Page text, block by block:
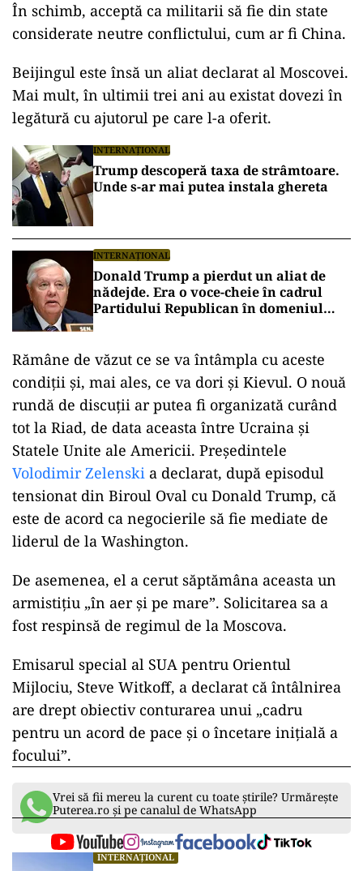
În schimb, acceptă ca militarii să fie din state
considerate neutre conflictului, cum ar fi China.
Beijingul este însă un aliat declarat al Moscovei.
Mai mult, în ultimii trei ani au existat dovezi în
legătură cu ajutorul pe care l-a oferit.
INTERNAȚIONAL
Trump descoperă taxa de strâmtoare.
Unde s-ar mai putea instala ghereta
INTERNAȚIONAL
Donald Trump a pierdut un aliat de
nădejde. Era o voce-cheie în cadrul
Partidului Republican în domeniul
Rămâne de văzut ce se va întâmpla cu aceste
condiții și, mai ales, ce va dori și Kievul. O nouă
rundă de discuții ar putea fi organizată curând
tot la Riad, de data aceasta între Ucraina și
Statele Unite ale Americii. Președintele
Volodimir Zelenski a declarat, după episodul
tensionat din Biroul Oval cu Donald Trump, că
este de acord ca negocierile să fie mediate de
liderul de la Washington.
De asemenea, el a cerut săptămâna aceasta un
armistițiu „în aer și pe mare”. Solicitarea sa a
fost respinsă de regimul de la Moscova.
Emisarul special al SUA pentru Orientul
Mijlociu, Steve Witkoff, a declarat că întâlnirea
are drept obiectiv conturarea unui „cadru
pentru un acord de pace și o încetare inițială a
focului”.
Vrei să fii mereu la curent cu toate știrile? Urmărește
Puterea.ro și pe canalul de WhatsApp
INTERNAȚIONAL